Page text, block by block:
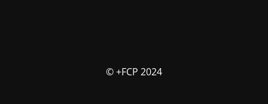
© +FCP 2024